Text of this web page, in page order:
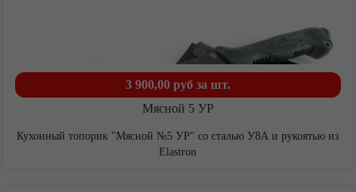
3 900,00 руб за шт.
Мясной 5 УР
Кухонный топорик "Мясной №5 УР" со сталью У8А и рукоятью из
Elastron